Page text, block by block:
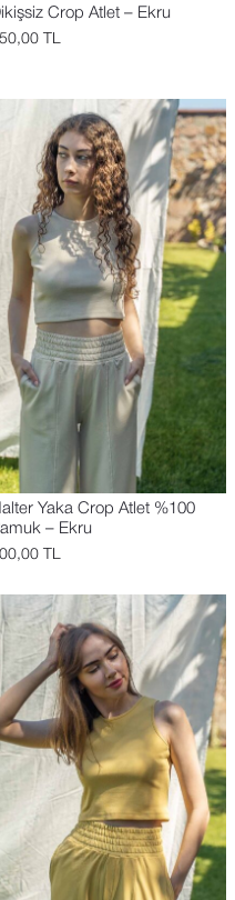
Crop Atlet – Ekru
TL
Yaka Crop Atlet %100
– Ekru
TL